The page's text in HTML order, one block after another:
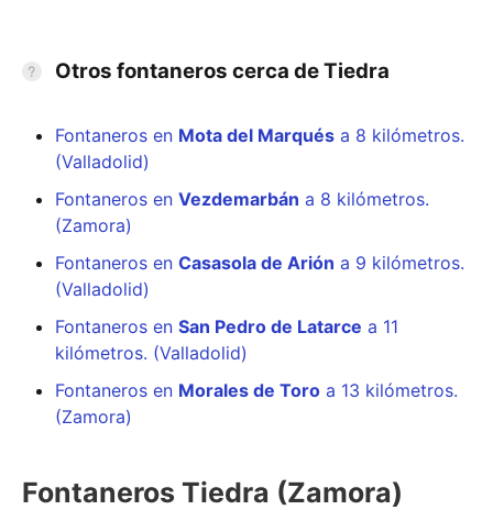
Otros fontaneros cerca de Tiedra
Fontaneros en Mota del Marqués a 8 kilómetros.
(Valladolid)
Fontaneros en Vezdemarbán a 8 kilómetros.
(Zamora)
Fontaneros en Casasola de Arión a 9 kilómetros.
(Valladolid)
Fontaneros en San Pedro de Latarce a 11
kilómetros. (Valladolid)
Fontaneros en Morales de Toro a 13 kilómetros.
(Zamora)
Fontaneros Tiedra (Zamora)